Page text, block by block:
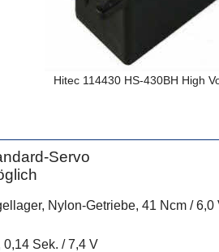
Hitec 114430 HS-430BH High
Servo
Nylon-Getriebe, 41 Ncm / 6,0
0,14 Sek. / 7,4 V